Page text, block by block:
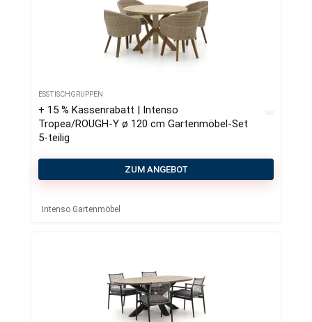
ESSTISCHGRUPPEN
+ 15 % Kassenrabatt | Intenso
Tropea/ROUGH-Y ø 120 cm Gartenmöbel-Set
5-teilig
ZUM ANGEBOT
Intenso Gartenmöbel